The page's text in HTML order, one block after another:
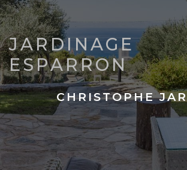
JARDINAGE
ESPARRON
CHRISTOPHE